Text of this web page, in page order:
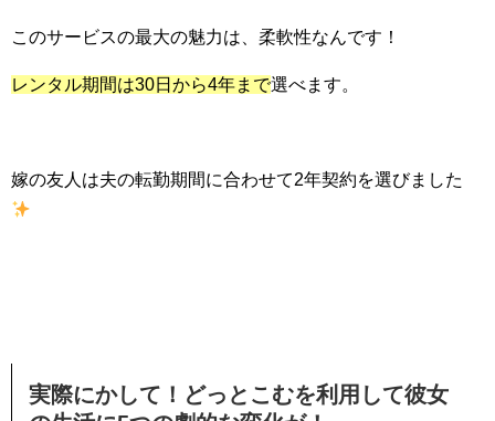
このサービスの最大の魅力は、柔軟性なんです！
レンタル期間は30日から4年まで選べます。
嫁の友人は夫の転勤期間に合わせて2年契約を選びました
実際にかして！どっとこむを利用して彼女